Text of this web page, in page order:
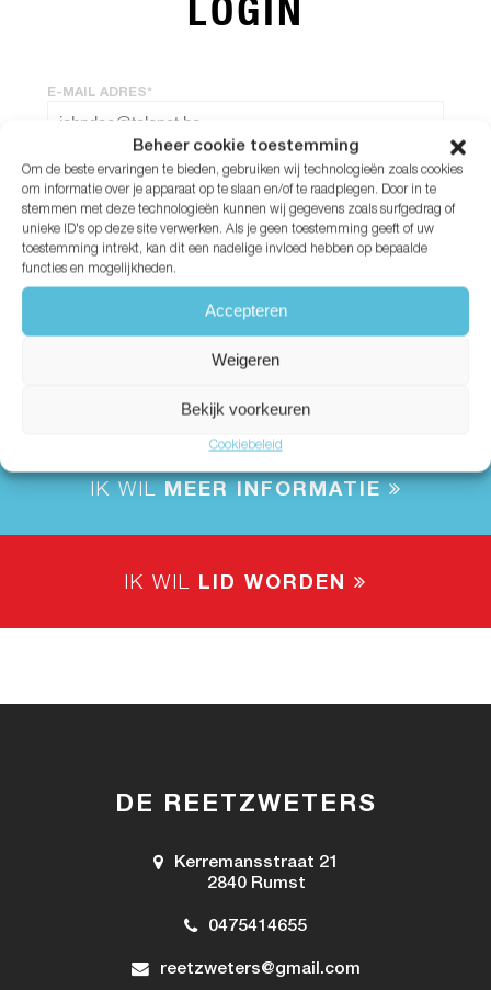
Beheer cookie toestemming
Om de beste ervaringen te bieden, gebruiken wij technologieën zoals cookies
om informatie over je apparaat op te slaan en/of te raadplegen. Door in te
stemmen met deze technologieën kunnen wij gegevens zoals surfgedrag of
unieke ID's op deze site verwerken. Als je geen toestemming geeft of uw
toestemming intrekt, kan dit een nadelige invloed hebben op bepaalde
functies en mogelijkheden.
Accepteren
Weigeren
Bekijk voorkeuren
Cookiebeleid
LOGIN
E-MAIL ADRES*
WACHTWOORD*
Wachtwoord vergeten?
IK WIL MEER INFORMATIE
IK WIL LID WORDEN
DE REETZWETERS
Kerremansstraat 21
2840 Rumst
0475414655
reetzweters@gmail.com